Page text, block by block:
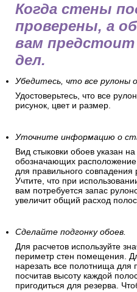
Когда стены
проверены, а
вам предстоит
дел.
Убедитесь, что все рулоны
Удостоверьтесь, что все
рисунок, цвет и размер.
Уточните информацию о
Вид стыковки обоев указан на
обозначающих расположение
для правильного совпадения
Учтите, что при
вам потребуется запас
увеличит общий расход
Сделайте подгонку обоев.
Для расчетов используйте
периметр стен помещения.
нарезать все полотнища
посчитав высоту каждой
пригодиться для резерва.